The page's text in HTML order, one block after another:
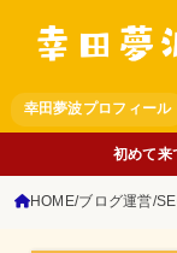
幸田夢波プロフィール
初めて来
HOME ブログ運営